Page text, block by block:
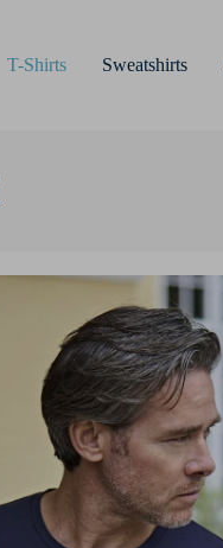
T-Shirts Sweatshirts